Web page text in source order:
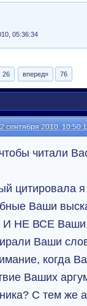
05:36:34
26 вперед» 76
сентября 2010,
читали
цитировала
Ваши
И НЕ ВСЕ Ваши
Ваши
когда
Ваших
С тем же